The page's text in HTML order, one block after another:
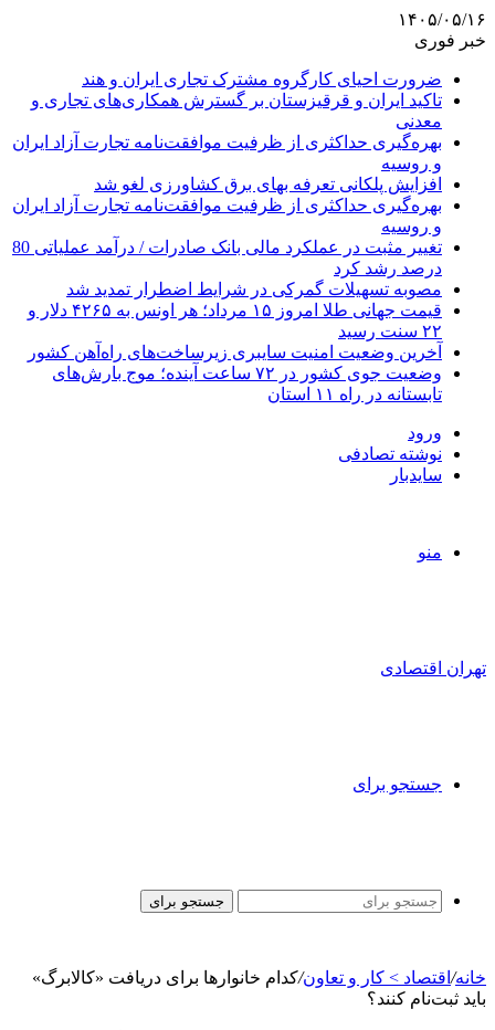
۱۴۰۵/۰۵/۱۶
خبر فوری
ضرورت احیای کارگروه مشترک تجاری ایران و هند
تاکید ایران و قرقیزستان بر گسترش همکاری‌های تجاری و
معدنی
بهره‌گیری حداکثری از ظرفیت موافقت‌نامه تجارت آزاد ایران
و روسیه
افزایش پلکانی تعرفه بهای برق کشاورزی لغو شد
بهره‌گیری حداکثری از ظرفیت موافقت‌نامه تجارت آزاد ایران
و روسیه
تغییر مثبت در عملکرد مالی بانک صادرات / درآمد عملیاتی 80
درصد رشد کرد
مصوبه تسهیلات گمرکی در شرایط اضطرار تمدید شد
قیمت جهانی طلا امروز ۱۵ مرداد؛ هر اونس به ۴۲۶۵ دلار و
۲۲ سنت رسید
آخرین وضعیت امنیت سایبری زیرساخت‌های راه‌آهن کشور
وضعیت جوی کشور در ۷۲ ساعت آینده؛ موج بارش‌های
تابستانه در راه ۱۱ استان
ورود
نوشته تصادفی
سایدبار
منو
تهران اقتصادی
جستجو برای
جستجو برای
خانه/ اقتصاد > کار و تعاون/کدام خانوارها برای دریافت «کالابرگ»
باید ثبت‌نام کنند؟